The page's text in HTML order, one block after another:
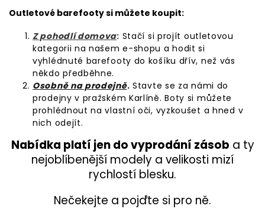
Outletové barefooty si můžete koupit:
Z pohodlí domova: Stačí si projít outletovou
kategorii na našem e-shopu a hodit si
vyhlédnuté barefooty do košíku dřív, než vás
někdo předběhne.
Osobně na prodejně. Stavte se za námi do
prodejny v pražském Karlíně. Boty si můžete
prohlédnout na vlastní oči, vyzkoušet a hned v
nich odejít.
Nabídka platí jen do vyprodání zásob a ty
nejoblíbenější modely a velikosti mizí
rychlostí blesku.
Nečekejte a pojďte si pro ně.